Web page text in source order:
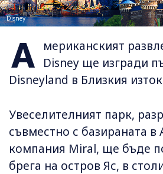
Disney
А
мериканският
Disney ще изгради
Disneyland в Близкия
Увеселителният парк,
съвместно с базираната в
компания Miral, ще бъде
брега на остров Яс, в